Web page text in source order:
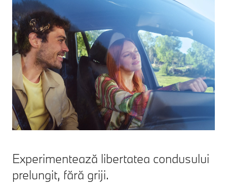
Experimentează libertatea condusului
prelungit, fără griji.